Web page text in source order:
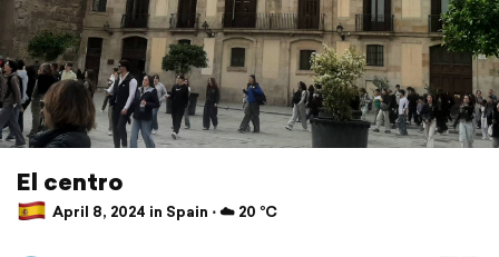
El centro
April 8, 2024 in Spain ⋅ ☁️ 20 °C